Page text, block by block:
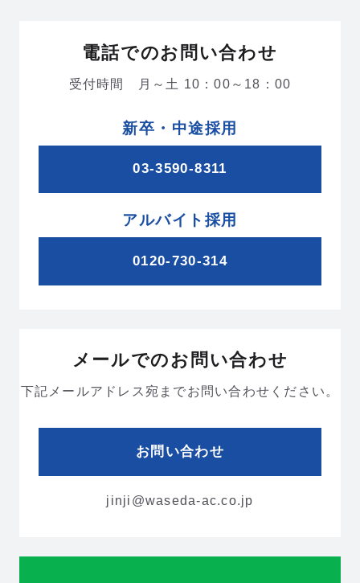
電話でのお問い合わせ
受付時間 月～土 10：00～18：00
新卒・中途採用
03-3590-8311
アルバイト採用
0120-730-314
メールでのお問い合わせ
下記メールアドレス宛までお問い合わせください。
お問い合わせ
jinji@waseda-ac.co.jp